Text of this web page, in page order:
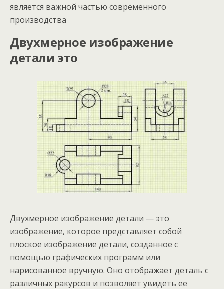
является важной частью современного
производства
Двухмерное изображение
детали это
Двухмерное изображение детали — это
изображение, которое представляет собой
плоское изображение детали, созданное с
помощью графических программ или
нарисованное вручную. Оно отображает деталь с
различных ракурсов и позволяет увидеть ее